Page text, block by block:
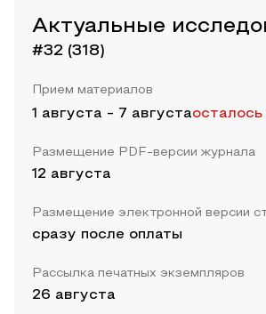
Актуальные
#32 (318)
Прием материалов
1 августа - 7 августаосталось
Размещение PDF-версии журнала
12 августа
Размещение электронной версии
сразу после оплаты
Рассылка печатных экземпляров
26 августа